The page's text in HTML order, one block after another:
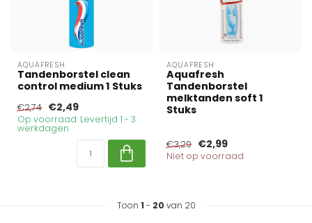
AQUAFRESH
Tandenborstel clean
control medium 1 Stuks
€2,74 €2,49
Op voorraad. Levertijd 1 - 3
werkdagen
AQUAFRESH
Aquafresh
Tandenborstel
melktanden soft 1
Stuks
€3,29 €2,99
Niet op voorraad
Toon 1 - 20 van 20